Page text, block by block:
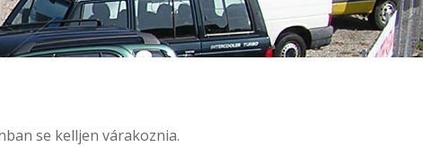
se kelljen várakoznia.